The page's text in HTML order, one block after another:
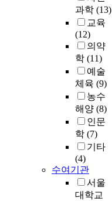
과학 (13)
교육
(12)
의약
학 (11)
예술
체육 (9)
농수
해양 (8)
인문
학 (7)
기타
(4)
수여기관
서울
대학교